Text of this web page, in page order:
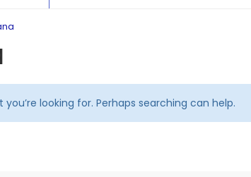
looking for. Perhaps searching can help.